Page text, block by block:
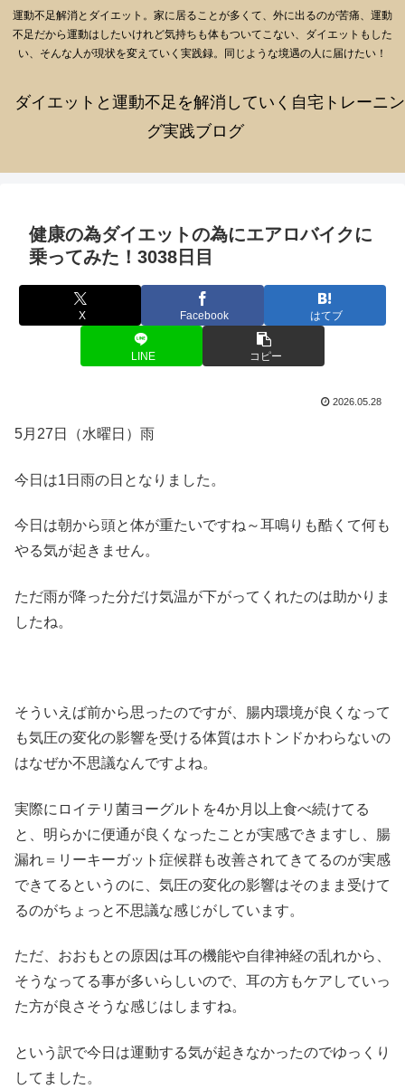
運動不足解消とダイエット。家に居ることが多くて、外に出るのが苦痛、運動
不足だから運動はしたいけれど気持ちも体もついてこない、ダイエットもした
い、そんな人が現状を変えていく実践録。同じような境遇の人に届けたい！
ダイエットと運動不足を解消していく自宅トレーニン
グ実践ブログ
健康の為ダイエットの為にエアロバイクに
乗ってみた！3038日目
X Facebook はてブ
LINE コピー
2026.05.28
5月27日（水曜日）雨
今日は1日雨の日となりました。
今日は朝から頭と体が重たいですね～耳鳴りも酷くて何も
やる気が起きません。
ただ雨が降った分だけ気温が下がってくれたのは助かりま
したね。
そういえば前から思ったのですが、腸内環境が良くなって
も気圧の変化の影響を受ける体質はホトンドかわらないの
はなぜか不思議なんですよね。
実際にロイテリ菌ヨーグルトを4か月以上食べ続けてる
と、明らかに便通が良くなったことが実感できますし、腸
漏れ＝リーキーガット症候群も改善されてきてるのが実感
できてるというのに、気圧の変化の影響はそのまま受けて
るのがちょっと不思議な感じがしています。
ただ、おおもとの原因は耳の機能や自律神経の乱れから、
そうなってる事が多いらしいので、耳の方もケアしていっ
た方が良さそうな感じはしますね。
という訳で今日は運動する気が起きなかったのでゆっくり
してました。